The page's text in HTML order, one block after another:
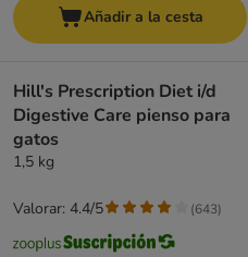
Añadir a la cesta
Hill's Prescription Diet i/d
Digestive Care pienso para
gatos
1,5 kg
Valorar: 4.4/5 (643)